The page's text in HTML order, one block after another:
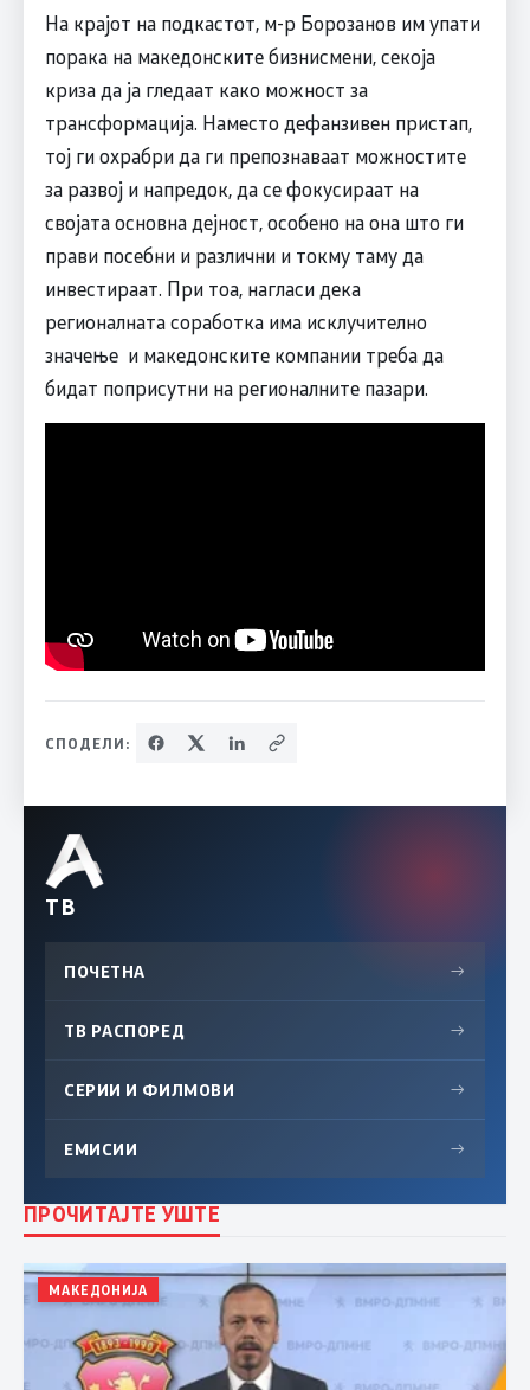
На крајот на подкастот, м-р Борозанов им упати
порака на македонските бизнисмени, секоја
криза да ја гледаат како можност за
трансформација. Наместо дефанзивен пристап,
тој ги охрабри да ги препознаваат можностите
за развој и напредок, да се фокусираат на
својата основна дејност, особено на она што ги
прави посебни и различни и токму таму да
инвестираат. При тоа, нагласи дека
регионалната соработка има исклучително
значење и македонските компании треба да
бидат поприсутни на регионалните пазари.
СПОДЕЛИ:
ТВ
ПОЧЕТНА →
ТВ РАСПОРЕД →
СЕРИИ И ФИЛМОВИ →
ЕМИСИИ →
ПРОЧИТАЈТЕ УШТЕ
МАКЕДОНИЈА